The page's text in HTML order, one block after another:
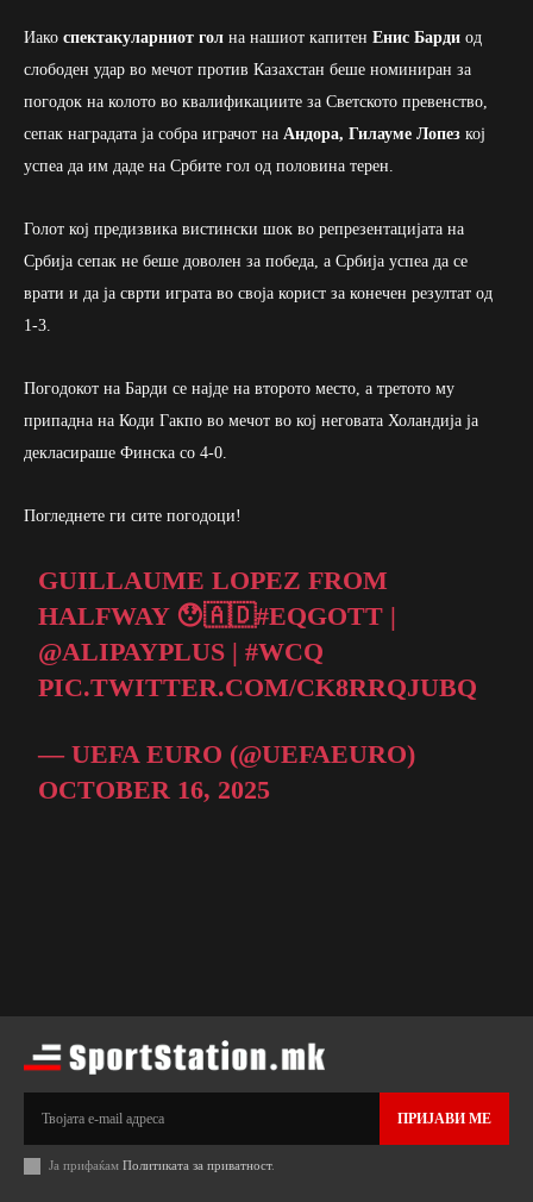
Иако спектакуларниот гол на нашиот капитен Енис Барди од
слободен удар во мечот против Казахстан беше номиниран за
погодок на колото во квалификациите за Светското превенство,
сепак наградата ја собра играчот на Андора, Гилауме Лопез кој
успеа да им даде на Србите гол од половина терен.
Голот кој предизвика вистински шок во репрезентацијата на
Србија сепак не беше доволен за победа, а Србија успеа да се
врати и да ја сврти играта во своја корист за конечен резултат од
1-3.
Погодокот на Барди се најде на второто место, а третото му
припадна на Коди Гакпо во мечот во кој неговата Холандија ја
декласираше Финска со 4-0.
Погледнете ги сите погодоци!
GUILLAUME LOPEZ FROM
HALFWAY 😯🇦🇩#EQGOTT |
@ALIPAYPLUS |#WCQ
PIC.TWITTER.COM/CK8RRQJUBQ
— UEFA EURO (@UEFAEURO)
OCTOBER 16, 2025
ПРИЈАВИ МЕ
Ја прифаќам Политиката за приватност.